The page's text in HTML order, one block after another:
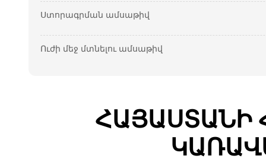
Ստորագրման ամսաթիվ
Ուժի մեջ մտնելու ամսաթիվ
ՀԱՅԱՍՏԱՆԻ